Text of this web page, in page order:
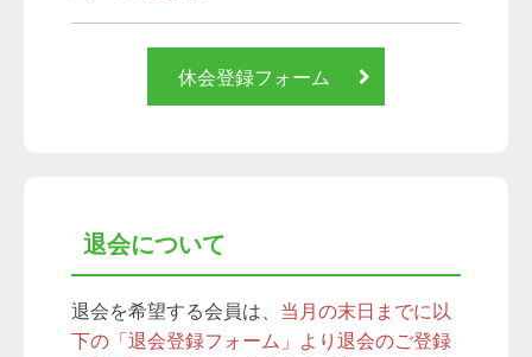
休会登録フォーム
退会について
退会を希望する会員は、 当月の末日までに以
下の「退会登録フォーム」より退会のご登録